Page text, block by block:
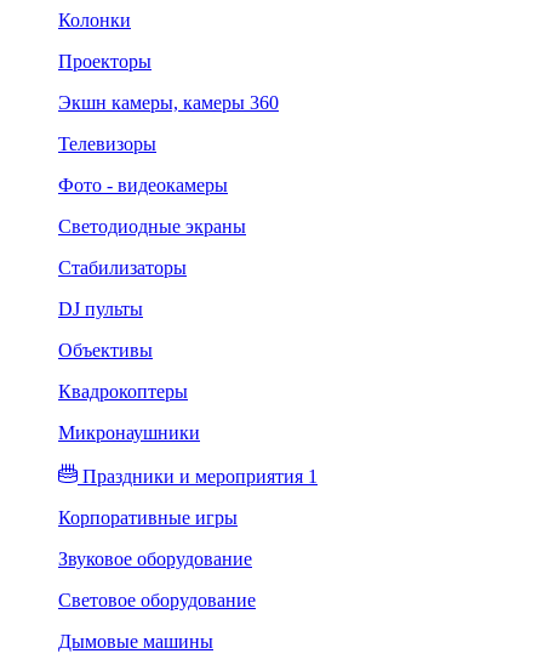
Колонки
Проекторы
Экшн камеры, камеры 360
Телевизоры
Фото - видеокамеры
Светодиодные экраны
Стабилизаторы
DJ пульты
Объективы
Квадрокоптеры
Микронаушники
Праздники и мероприятия 1
Корпоративные игры
Звуковое оборудование
Световое оборудование
Дымовые машины